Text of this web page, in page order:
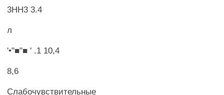
3HH3 3.4
л
'•"■"■ ' .1 10,4
8,6
Слабочувствительные